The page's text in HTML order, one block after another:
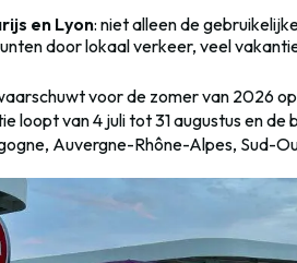
en Lyon: niet alleen de
door lokaal verkeer, veel
voor de zomer van 2026
loopt van 4 juli tot 31 augustus en
Auvergne-Rhône-Alpes, Sud-